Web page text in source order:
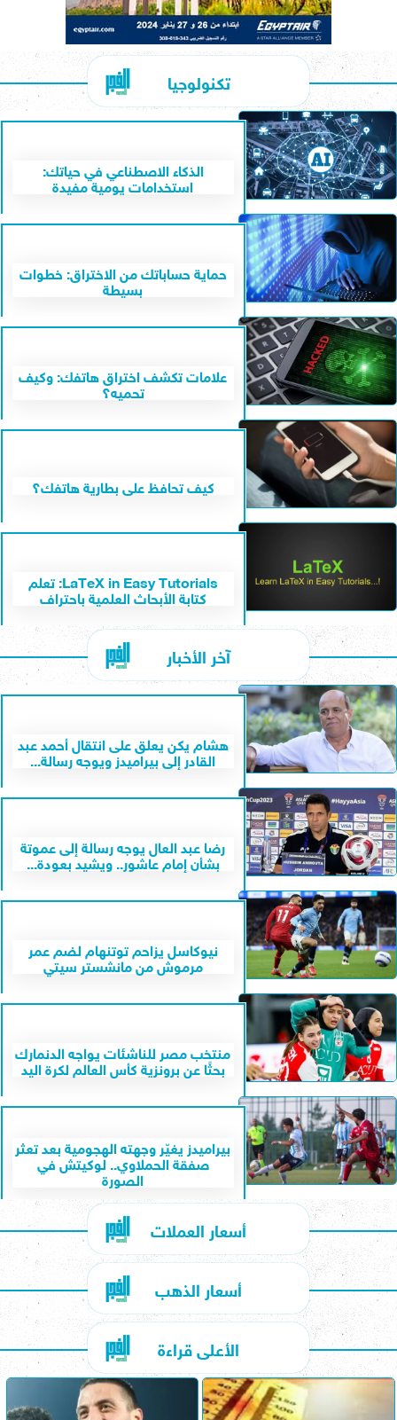
تكنولوجيا
الذكاء الاصطناعي في حياتك:
استخدامات يومية مفيدة
حماية حساباتك من الاختراق: خطوات
بسيطة
علامات تكشف اختراق هاتفك: وكيف
تحميه؟
كيف تحافظ على بطارية هاتفك؟
LaTeX in Easy Tutorials: تعلم
كتابة الأبحاث العلمية باحتراف
آخر الأخبار
هشام يكن يعلق على انتقال أحمد عبد
القادر إلى بيراميدز ويوجه رسالة...
رضا عبد العال يوجه رسالة إلى عموتة
بشأن إمام عاشور.. ويشيد بعودة...
نيوكاسل يزاحم توتنهام لضم عمر
مرموش من مانشستر سيتي
منتخب مصر للناشئات يواجه الدنمارك
بحثًا عن برونزية كأس العالم لكرة اليد
بيراميدز يغيّر وجهته الهجومية بعد تعثر
صفقة الحملاوي.. لوكيتش في
الصورة
أسعار العملات
أسعار الذهب
الأعلى قراءة